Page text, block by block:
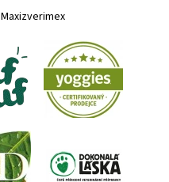
Maxizverimex